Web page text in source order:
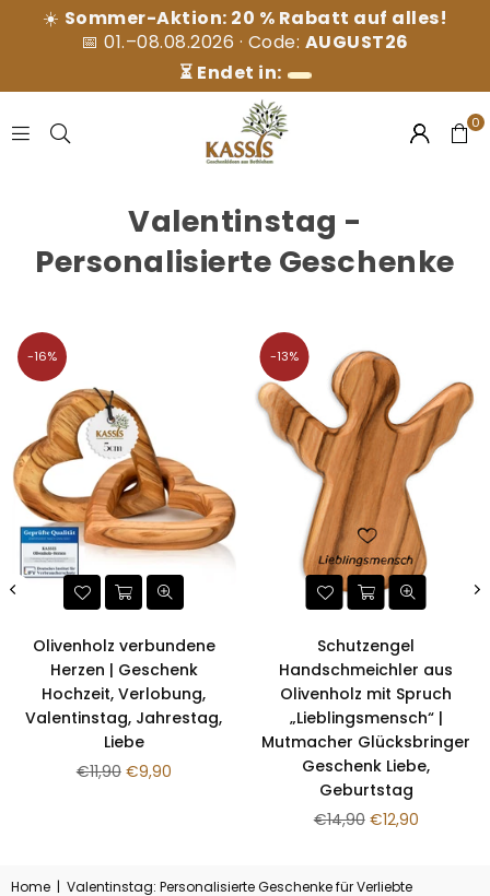
☀️ Sommer-Aktion: 20 % Rabatt auf alles!
📅 01.–08.08.2026 · Code: AUGUST26
⏳ Endet in:
GESCHENKARTIKEL
GMBH
0
Valentinstag -
Personalisierte Geschenke
-16%
Olivenholz verbundene
Herzen | Geschenk
Hochzeit, Verlobung,
Valentinstag, Jahrestag,
Liebe
Normaler
€11,90 €9,90
-13%
Schutzengel
Handschmeichler aus
Olivenholz mit Spruch
„Lieblingsmensch“ |
Mutmacher Glücksbringer
Geschenk Liebe,
Geburtstag
Normaler
€14,90 €12,90
Home | Valentinstag: Personalisierte Geschenke für Verliebte